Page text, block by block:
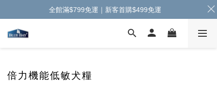
倍力機能低敏犬糧
全館滿$799免運｜新客首購$499免運